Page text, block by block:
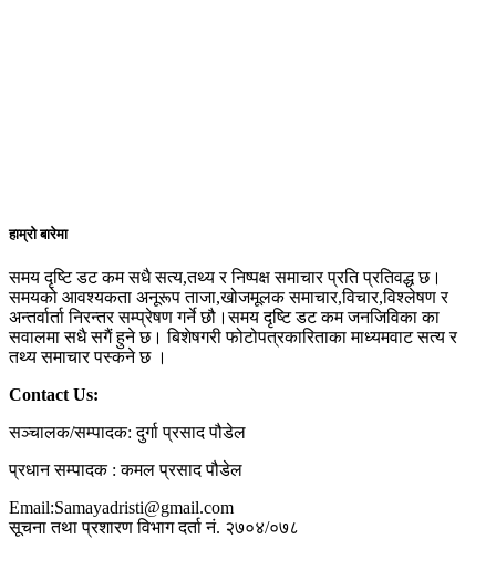
हाम्रो बारेमा
समय दृष्टि डट कम सधै सत्य,तथ्य र निष्पक्ष समाचार प्रति प्रतिवद्ध छ।
समयको आवश्यकता अनूरूप ताजा,खोजमूलक समाचार,विचार,विश्लेषण र
अन्तर्वार्ता निरन्तर सम्प्रेषण गर्ने छौ।समय दृष्टि डट कम जनजिविका का
सवालमा सधै सगैं हुने छ। बिशेषगरी फोटोपत्रकारिताका माध्यमवाट सत्य र
तथ्य समाचार पस्कने छ ।
Contact Us:
सञ्चालक/सम्पादक: दुर्गा प्रसाद पौडेल
प्रधान सम्पादक : कमल प्रसाद पौडेल
Email:Samayadristi@gmail.com
सूचना तथा प्रशारण विभाग दर्ता नं. २७०४/०७८